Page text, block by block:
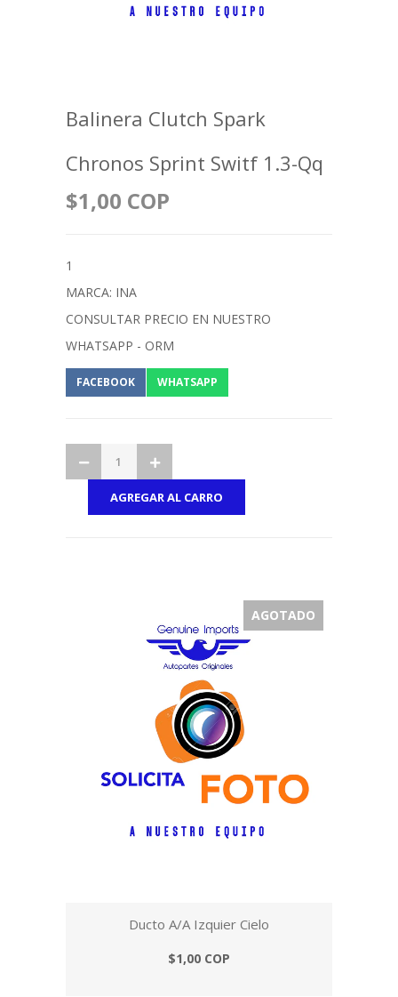
Balinera Clutch Spark
Chronos Sprint Switf 1.3-Qq
$1,00 COP
1
MARCA: INA
CONSULTAR PRECIO EN NUESTRO
WHATSAPP - ORM
FACEBOOK WHATSAPP
AGOTADO
Ducto A/A Izquier Cielo
$1,00 COP